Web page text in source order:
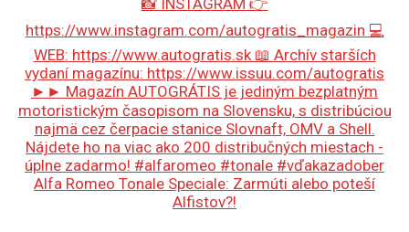
Alfa Romeo Tonale Speciale: Zarmúti alebo poteší
Alfistov?!